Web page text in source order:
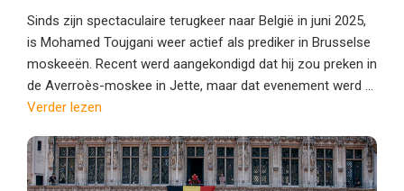
Sinds zijn spectaculaire terugkeer naar België in juni 2025,
is Mohamed Toujgani weer actief als prediker in Brusselse
moskeeën. Recent werd aangekondigd dat hij zou preken in
de Averroès-moskee in Jette, maar dat evenement werd ...
Verder lezen